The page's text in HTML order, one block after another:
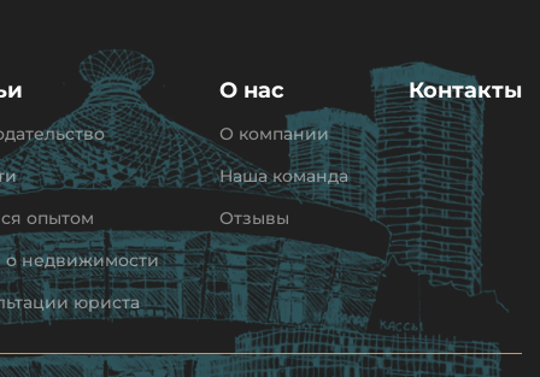
опытом
о недвижимости
юриста
О нас
О компании
Наша команда
Отзывы
Контакты